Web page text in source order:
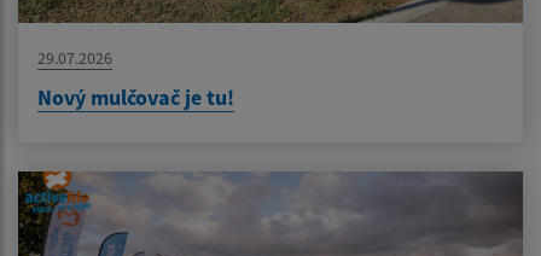
29.07.2026
Nový mulčovač je tu!